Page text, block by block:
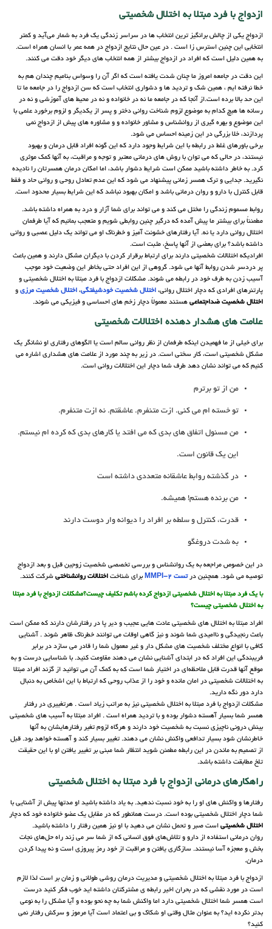
ازدواج با فرد مبتلا به اختلال شخصیتی
ازدواج یکی از چالش برانگیز ترین انتخاب ها در سراسر زندگی یک فرد به شمار می‌آید و کمتر
انتخابی این چنین استرس زا است . در عین حال نتایج ازدواج در همه عمر با انسان همراه است.
به همین دلیل است که افراد در ازدواج بیشتر از همه انتخاب های دیگر خود دقت می کنند.
این دقت در جامعه امروز ما چنان شدت یافته است که اگر آن را وسواس بنامیم چندان هم به
خطا نرفته ایم ، همین شک و تردید ها و دشواری‌ انتخاب است که سن ازدواج را در جامعه ما تا
این حد بالا برده است.از آنجا که در جامعه ما نه در خانواده و نه در محیط های آموزشی و نه در
رسانه ها هیچ کدام به موضوع لزوم شناخت روانی دختر و پسر از یکدیگر و لزوم برخورد علمی با
این موضوع و بهره گیری از روانشناس و مشاور خانواده و و مشاوره های پیش از ازدواج نمی
پردازند، خلا بزرگی در این زمینه احساس می شود.
برخی باورهای غلط در رابطه با این شرایط وجود دارد که این گونه افراد قابل درمان و بهبود
نیستند، در حالی که می توان با روش های درمانی معتبر و توجه و مراقبت، به آنها کمک موثری
کرد. به خاطر داشته باشید ممکن است شرایط دشوار باشد، اما امکان درمان همسرتان را نادیده
نگیرید. جدایی و ترک همسر زمانی پیشنهاد می شود که این عدم تعادل روحی و روانی حاد و فقط
قابل کنترل با دارو و روان درمانی باشد و امکان بهبود نباشد که این شرایط بسیار محدود است.
روابط مسموم زندگی را مختل می کند و می تواند برای شما آزار و درد به همراه داشته باشد.
مطمئناً برای بیشتر ما پیش آمده که درگیر چنین روابطی شویم و متعجب بمانیم که آیا طرفمان
اختلال روانی دارد یا نه. آیا رفتارهای خشونت آمیز و خطرناک او می تواند یک دلیل عصبی و روانی
داشته باشد؟ برای بعضی از آنها پاسخ، مثبت است.
افرادیکه اختلالات شخصیتی دارند برای ارتباط برقرار کردن با دیگران مشکل دارند و همین باعث
پر دردسر شدن روابط آنها می شود. گروهی از این افراد حتی بخاطر این وضعیت خود موجب
آسیب زدن به طرف خود در رابطه می شوند. مشکلات ازدواج با فرد مبتلا به اختلال شخصیتی و
پارتنرهای افرادی که دچار اختلال روانی، اختلال شخصیت خودشیفتگی، اختلال شخصیت مرزی و
اختلال شخصیت ضداجتماعی هستند معمولاً دچار زخم های احساسی و فیزیکی می شوند.
علامت های هشدار دهنده اختلالات شخصیتی
برای خیلی از ما فهمیدن اینکه طرفمان از نظر روانی سالم است یا الگوهای رفتاری او نشانگر یک
مشکل شخصیتی است، کار سختی است. در زیر به چند مورد از علامت های هشداری اشاره می
کنیم که می تواند نشان دهد طرف شما دچار این اختلالات روانی است.
من از تو برترم
تو خسته ام می کنی. ازت متنفرم. عاشقتم. نه ازت متنفرم.
من مسئول اتفاق های بدی که می افتد یا کارهای بدی که کرده ام نیستم.
این یک قانون است.
در گذشته روابط عاشقانه متعددی داشته است
من برنده هستم! همیشه.
قدرت، کنترل و سلطه بر افراد را دیوانه وار دوست دارند
به شدت دروغگو
در این خصوص مراجعه به یک روانشناس و بررسی تخصصی شخصیت زوجین قبل و بعد ازدواج
توصیه می شود. همچنین درتست MMPI-2 برای شناخت اختلالات روانشناختی شرکت کنند.
با یک فرد مبتلا به اختلال شخصیتی ازدواج کرده باشم تکلیف چیست؟مشکلات ازدواج با فرد مبتلا
به اختلال شخصیتی چیست؟
افراد مبتلا به اختلال های شخصیتی عادت هایی عجیب و دیر پا در رفتارشان دارند که ممکن است
باعث رنجیدگی و ناامیدی شما شوند و نیز گاهی اوقات می توانند خطرناک ظاهر شوند . آشنایی
کافی با انواع مختلف شخصیت های مشکل دار و غیر معمول شما را قادر می سازد در برابر
فریبندگی این افراد که در ابتدای آشنایی نشان می دهند مقاومت کنید. با شناسایی درست و به
موقع آنها قدرت قابل ملاحظه‌ای در اختیار شما است که به کمک آن می توانید از گزند افراد مبتلا
به اختلالات شخصیتی در امان مانده و خود را از عذاب روحی که ارتباط با این اشخاص به دنبال
دارد دور نگه دارید.
مشکلات ازدواج با فرد مبتلا به اختلال شخصیتی نیز به مراتب زیاد است . هرتغییری در رفتار
همسر شما بسیار آهسته دشوار بوده و با تردید همراه است . افراد مبتلا به آسیب های شخصیتی
بینش درونی ناچیزی نسبت به شخصیت خود دارند و هرگاه لزوم تغیر رفتارهایشان به آنها
خاطرنشان شود بسیار تدافعی واکنش نشان می دهند. تغییر بسیار کند و آهسته خواهد بود. قبل
از تصمیم به ماندن در این رابطه مطمئن شوید انتظار شما مبنی بر تغییر یافتن او با این حقیقت
تلخ مطابقت داشته باشد.
راهکارهای درمانی ازدواج با فرد مبتلا به اختلال شخصیتی
رفتارها و واکنش های او را به خود نسبت ندهید. به یاد داشته باشید او مدتها پیش از آشنایی با
شما دچار اختلال شخصیتی بوده است. درست همانطور که در مقابل یک عضو خانواده خود که دچار
اختلال شخصیتی است صبر و تحمل نشان می دهید با او نیز همین رفتار را داشته باشید.
روان درمانی استفاده از دارو و تلاش‌های فوق انسانی که‌ از شما سر می زند راه حل‌های نجات
بخش و معجزه‌ آسا نیستند. سازگاری یافتن و مراقبت از خود رمز پیروزی است و نه پیدا کردن
درمان.
ازدواج با فرد مبتلا به اختلال شخصیتی و مدیریت درمان روشی طولانی و زمان بر است لذا لازم
است در مورد نقشی که در بحران اخیر رابطه ی مشترکتان داشته اید خوب فکر کنید درست
است همسر شما اختلال شخصیتی دارد اما واکنش شما به چه نحو بوده و آیا مشکل را به نوعی
بدتر نکرده اید؟ به عنوان مثال وقتی او شکاک و بی اعتماد است آیا مرموز و سرکش رفتار نمی
کنید؟